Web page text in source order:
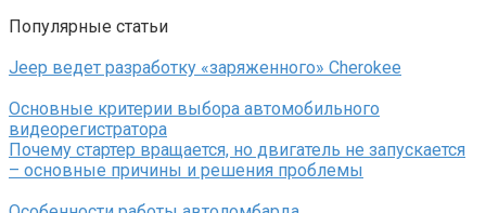
Популярные статьи
Jeep ведет разработку «заряженного» Cherokee
Основные критерии выбора автомобильного
видеорегистратора
Почему стартер вращается, но двигатель не запускается
– основные причины и решения проблемы